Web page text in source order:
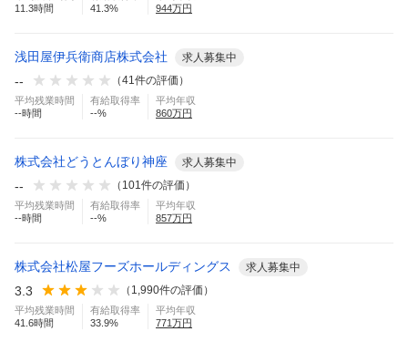
11.3時間
41.3%
944万円
浅田屋伊兵衛商店株式会社 求人募集中
-- （41件の評価）
平均残業時間
--時間
有給取得率
--%
平均年収
860万円
株式会社どうとんぼり神座 求人募集中
-- （ 101件の評価）
平均残業時間
--時間
有給取得率
--%
平均年収
857万円
株式会社松屋フーズホールディングス 求人募集中
3.3 （ 1,990件の評価）
平均残業時間
41.6時間
有給取得率
33.9%
平均年収
771 万円